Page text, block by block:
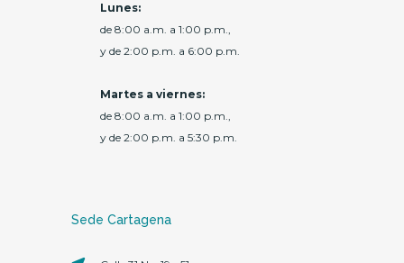
Lunes:
de 8:00 a.m. a 1:00 p.m.,
y de 2:00 p.m. a 6:00 p.m.
Martes a viernes:
de 8:00 a.m. a 1:00 p.m.,
y de 2:00 p.m. a 5:30 p.m.
Sede Cartagena